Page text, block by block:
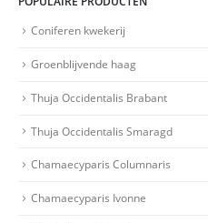
Coniferen kwekerij
Groenblijvende haag
Thuja Occidentalis Brabant
Thuja Occidentalis Smaragd
Chamaecyparis Columnaris
Chamaecyparis Ivonne